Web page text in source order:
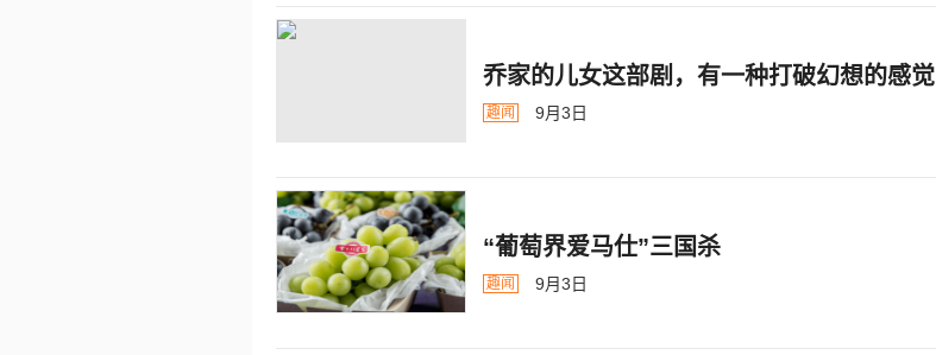
乔家的儿女这部剧，有一种打破幻想的感觉
趣闻 9月3日
“葡萄界爱马仕”三国杀
趣闻 9月3日